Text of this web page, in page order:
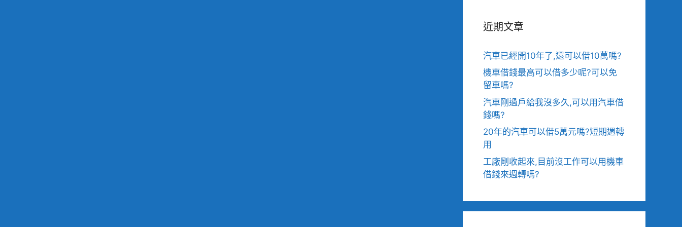
近期文章
汽車已經開10年了,還可以借10萬嗎?
機車借錢最高可以借多少呢?可以免
留車嗎?
汽車剛過戶給我沒多久,可以用汽車借
錢嗎?
20年的汽車可以借5萬元嗎?短期週轉
用
工廠剛收起來,目前沒工作可以用機車
借錢來週轉嗎?